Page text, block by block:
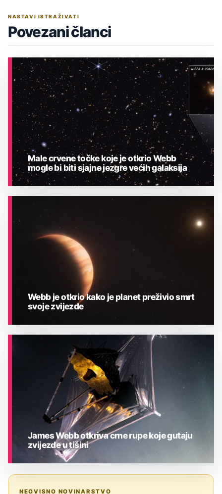
NASTAVI ISTRAŽIVATI
Povezani članci
Male crvene točke koje je otkrio Webb
mogle bi biti sjajne jezgre većih galaksija
ASTRONOMIJA
Webb je otkrio kako je planet preživio smrt
svoje zvijezde
James Webb otkriva crne rupe koje gutaju
zvijezde u tišini
NEOVISNO NOVINARSTVO